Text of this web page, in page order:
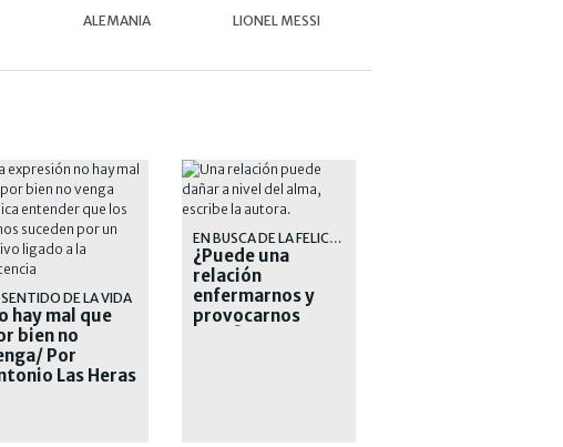
ALEMANIA LIONEL MESSI
SENTIDO DE LA VIDA
hay mal que
bien no
Por
Las Heras
EN BUSCA DE LA FELICIDAD
¿Puede una
relación
enfermarnos y
provocarnos